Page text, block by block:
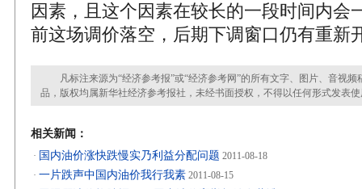
因素，且这个因素在较长的一段时间内会
前这场调价落空，后期下调窗口仍有重新
凡标注来源为“经济参考报”或“经济参考网”的所有文字、图片、音视频
品，版权均属新华社经济参考报社，未经书面授权，不得以任何形式发表
相关新闻：
· 国内油价涨快跌慢实乃利益分配问题 2011-08-18
· 一片跌声中国内油价我行我素 2011-08-15